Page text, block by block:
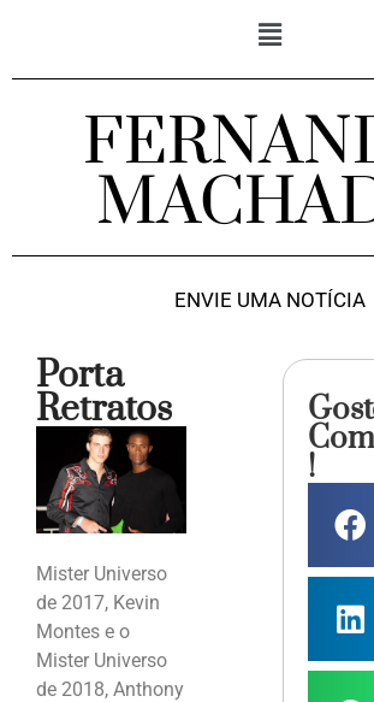
ENVIE UMA NOTÍCIA
Porta
Retratos
Mister Universo
de 2017, Kevin
Montes e o
Mister Universo
de 2018, Anthony
!